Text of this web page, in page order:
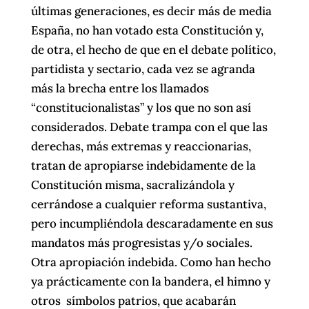
últimas generaciones, es decir más de media
España, no han votado esta Constitución y,
de otra, el hecho de que en el debate político,
partidista y sectario, cada vez se agranda
más la brecha entre los llamados
“constitucionalistas” y los que no son así
considerados. Debate trampa con el que las
derechas, más extremas y reaccionarias,
tratan de apropiarse indebidamente de la
Constitución misma, sacralizándola y
cerrándose a cualquier reforma sustantiva,
pero incumpliéndola descaradamente en sus
mandatos más progresistas y/o sociales.
Otra apropiación indebida. Como han hecho
ya prácticamente con la bandera, el himno y
otros símbolos patrios, que acabarán